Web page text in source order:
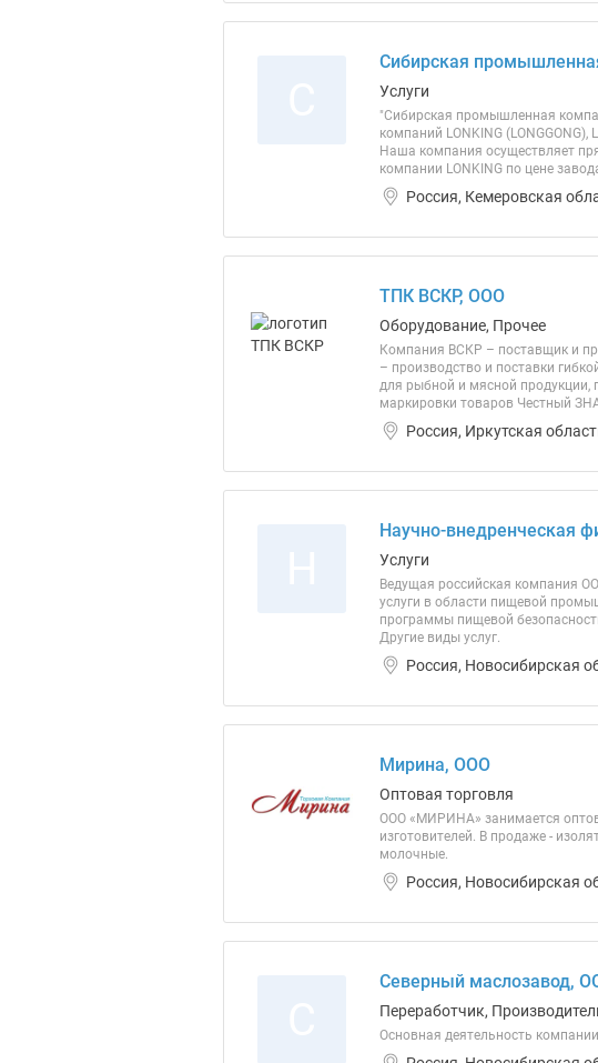
Сибирская
Услуги
"Сибирская промышленная
компаний LONKING
Наша компания осуществляет
компании LONKING по цене
Россия, Кемеровская
ТПК ВСКР, ООО
Оборудование, Прочее
Компания ВСКР – поставщик и
– производство и поставки
для рыбной и мясной продукции,
маркировки товаров Честный
Россия, Иркутская
Научно-внедренческая
Услуги
Ведущая российская компания
услуги в области пищевой
программы пищевой
Другие виды услуг.
Россия, Новосибирская
Мирина, ООО
Оптовая торговля
ООО «МИРИНА» занимается
изготовителей. В продаже -
молочные.
Россия, Новосибирская
Северный маслозавод,
Переработчик,
Основная деятельность